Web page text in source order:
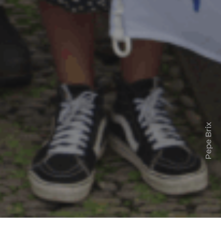
Pepe Brix